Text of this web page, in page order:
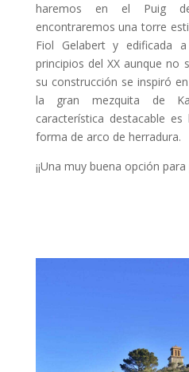
haremos en el Puig
encontraremos una torre
Fiol Gelabert y edificada
principios del XX aunque no
su construcción se inspiró
la gran mezquita de
característica destacable
forma de arco de herradura.
¡¡Una muy buena opción